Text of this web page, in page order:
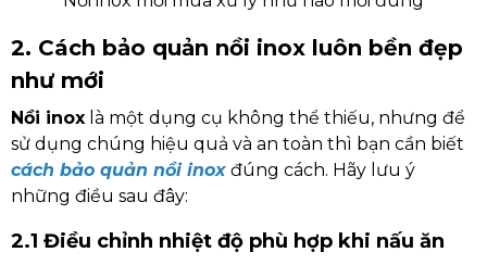
2. Cách bảo quản nồi inox luôn bền đẹp
như mới
Nồi inox là một dụng cụ không thể thiếu, nhưng để
sử dụng chúng hiệu quả và an toàn thì bạn cần biết
cách bảo quản nồi inox đúng cách. Hãy lưu ý
những điều sau đây:
2.1 Điều chỉnh nhiệt độ phù hợp khi nấu ăn